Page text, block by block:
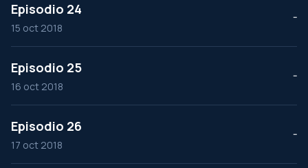
Episodio 24
15 oct 2018
--
Episodio 25
16 oct 2018
--
Episodio 26
17 oct 2018
--